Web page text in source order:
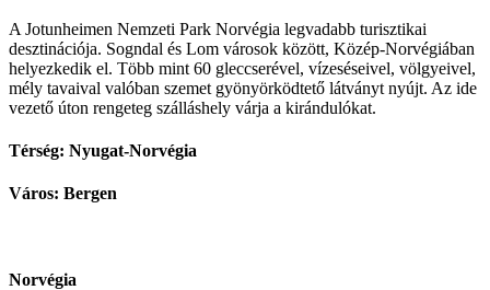
A Jotunheimen Nemzeti Park Norvégia legvadabb turisztikai
desztinációja. Sogndal és Lom városok között, Közép-Norvégiában
helyezkedik el. Több mint 60 gleccserével, vízeséseivel, völgyeivel,
mély tavaival valóban szemet gyönyörködtető látványt nyújt. Az ide
vezető úton rengeteg szálláshely várja a kirándulókat.
Térség: Nyugat-Norvégia
Város: Bergen
Norvégia